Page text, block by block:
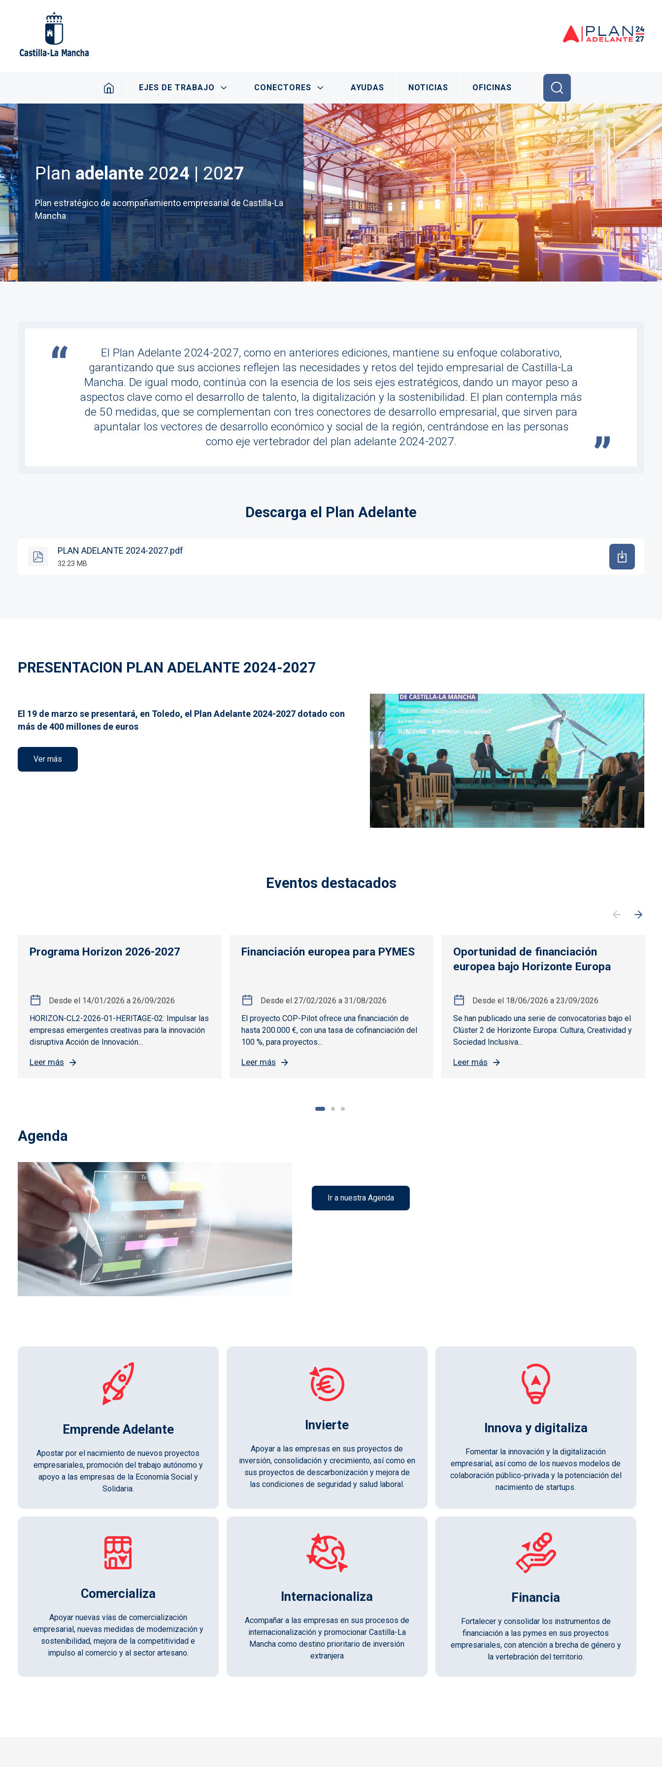
Navegación principal
EJES DE TRABAJO CONECTORES AYUDAS NOTICIAS OFICINAS
Plan adelante 2024 | 2027
Plan estratégico de acompañamiento empresarial de Castilla-La
Mancha
Imagen
El Plan Adelante 2024-2027, como en anteriores ediciones, mantiene su enfoque colaborativo,
garantizando que sus acciones reflejen las necesidades y retos del tejido empresarial de Castilla-La
Mancha. De igual modo, continúa con la esencia de los seis ejes estratégicos, dando un mayor peso a
aspectos clave como el desarrollo de talento, la digitalización y la sostenibilidad. El plan contempla más
de 50 medidas, que se complementan con tres conectores de desarrollo empresarial, que sirven para
apuntalar los vectores de desarrollo económico y social de la región, centrándose en las personas
como eje vertebrador del plan adelante 2024-2027.
Descarga el Plan Adelante
PLAN ADELANTE 2024-2027.pdf
32.23 MB
PRESENTACION PLAN ADELANTE 2024-2027
El 19 de marzo se presentará, en Toledo, el Plan Adelante 2024-2027 dotado con
más de 400 millones de euros
Ver más
Eventos destacados
Programa Horizon 2026-2027
Desde el 14/01/2026 a 26/09/2026
HORIZON-CL2-2026-01-HERITAGE-02: Impulsar las
empresas emergentes creativas para la innovación
disruptiva Acción de Innovación...
Leer más
Financiación europea para PYMES
Desde el 27/02/2026 a 31/08/2026
El proyecto COP-Pilot ofrece una financiación de
hasta 200.000 €, con una tasa de cofinanciación del
100 %, para proyectos...
Leer más
Oportunidad de financiación
europea bajo Horizonte Europa
Desde el 18/06/2026 a 23/09/2026
Se han publicado una serie de convocatorias bajo el
Clúster 2 de Horizonte Europa: Cultura, Creatividad y
Sociedad Inclusiva...
Leer más
Agenda
Ir a nuestra Agenda
Emprende Adelante
Apostar por el nacimiento de nuevos proyectos
empresariales, promoción del trabajo autónomo y
apoyo a las empresas de la Economía Social y
Solidaria.
Invierte
Apoyar a las empresas en sus proyectos de
inversión, consolidación y crecimiento, así como en
sus proyectos de descarbonización y mejora de
las condiciones de seguridad y salud laboral.
Innova y digitaliza
Fomentar la innovación y la digitalización
empresarial, así como de los nuevos modelos de
colaboración público-privada y la potenciación del
nacimiento de startups.
Comercializa
Apoyar nuevas vías de comercialización
empresarial, nuevas medidas de modernización y
sostenibilidad, mejora de la competitividad e
impulso al comercio y al sector artesano.
Internacionaliza
Acompañar a las empresas en sus procesos de
internacionalización y promocionar Castilla-La
Mancha como destino prioritario de inversión
extranjera
Financia
Fortalecer y consolidar los instrumentos de
financiación a las pymes en sus proyectos
empresariales, con atención a brecha de género y
la vertebración del territorio.